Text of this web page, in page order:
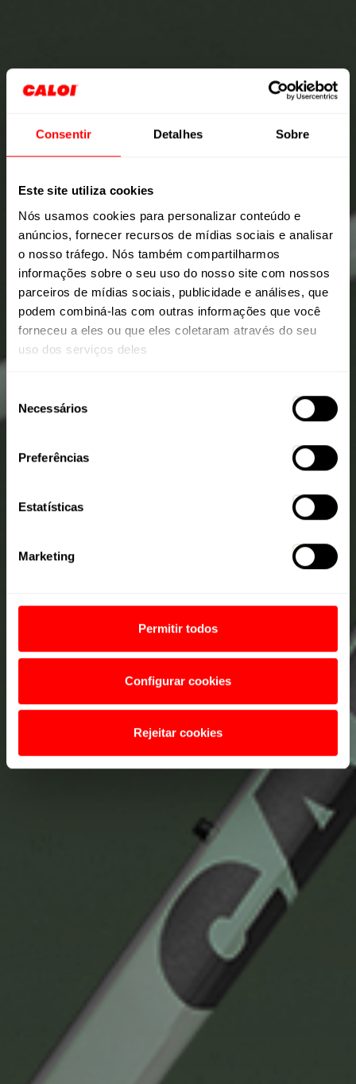
Consentir Detalhes Sobre
Este site utiliza cookies
Nós usamos cookies para personalizar conteúdo e
anúncios, fornecer recursos de mídias sociais e analisar
o nosso tráfego. Nós também compartilharmos
informações sobre o seu uso do nosso site com nossos
parceiros de mídias sociais, publicidade e análises, que
podem combiná-las com outras informações que você
forneceu a eles ou que eles coletaram através do seu
uso dos serviços deles
Necessários
Preferências
Estatísticas
Marketing
Permitir todos
Configurar cookies
Rejeitar cookies